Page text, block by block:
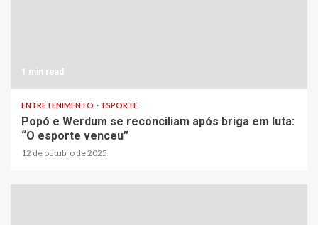
1 min read
ENTRETENIMENTO ESPORTE
Popó e Werdum se reconciliam após briga em luta:
“O esporte venceu”
12 de outubro de 2025